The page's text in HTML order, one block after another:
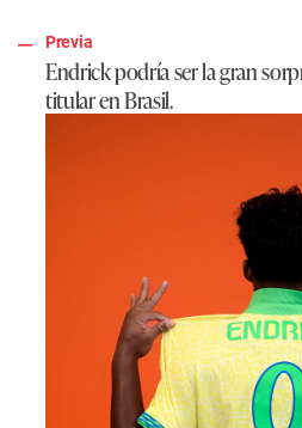
Previa
Endrick podría ser la gran
titular en Brasil.